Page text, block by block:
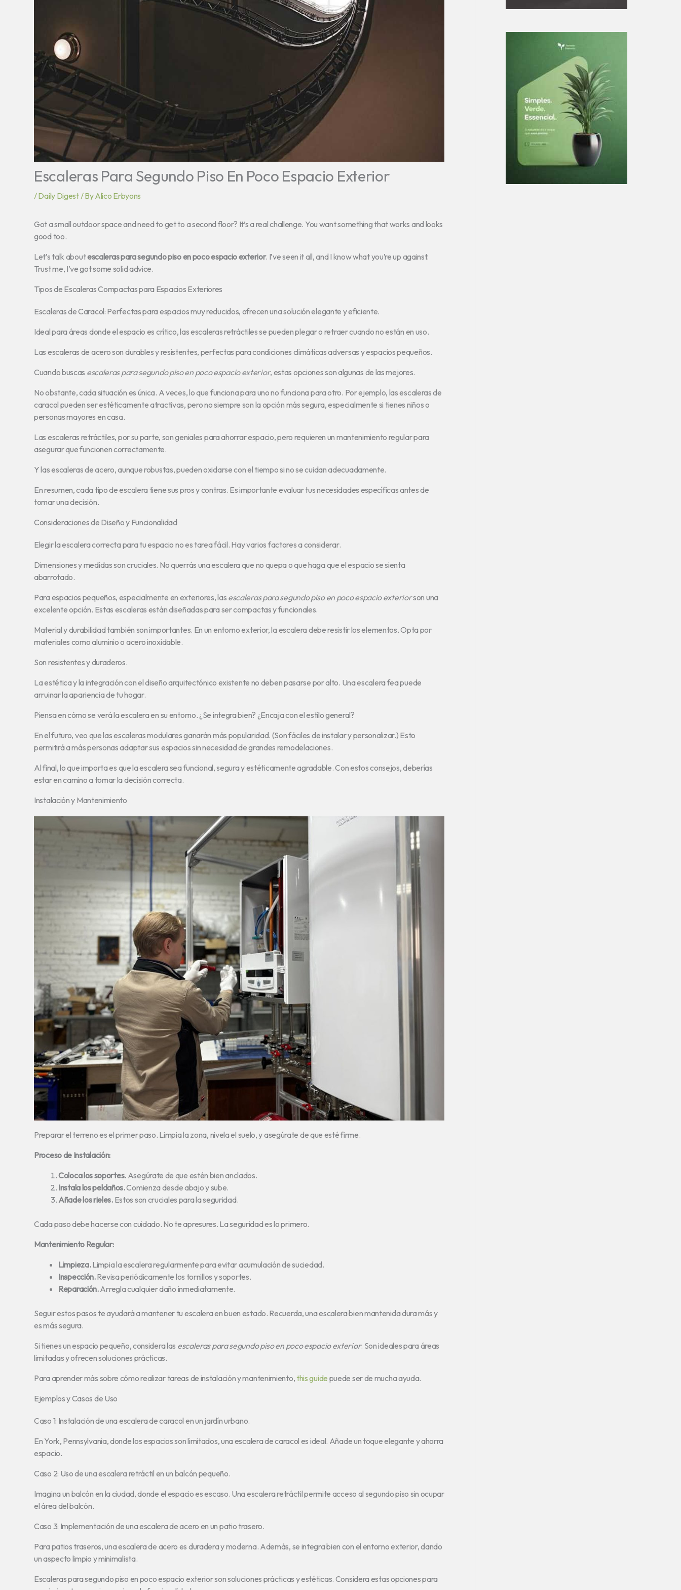
Escaleras Para Segundo Piso En Poco Espacio Exterior
/Daily Digest/ ByAlico Erbyons
Got a small outdoor space and need to get to a second floor? It’s a real challenge. You want something that works and looks
good too.
Let’s talk aboutescaleras para segundo piso en poco espacio exterior. I’ve seen it all, and I know what you’re up against.
Trust me, I’ve got some solid advice.
Tipos de Escaleras Compactas para Espacios Exteriores
Escaleras de Caracol: Perfectas para espacios muy reducidos, ofrecen una solución elegante y eficiente.
Ideal para áreas donde el espacio es crítico, las escaleras retráctiles se pueden plegar o retraer cuando no están en uso.
Las escaleras de acero son durables y resistentes, perfectas para condiciones climáticas adversas y espacios pequeños.
Cuando buscas escaleras para segundo piso en poco espacio exterior, estas opciones son algunas de las mejores.
No obstante, cada situación es única. A veces, lo que funciona para uno no funciona para otro. Por ejemplo, las escaleras de
caracol pueden ser estéticamente atractivas, pero no siempre son la opción más segura, especialmente si tienes niños o
personas mayores en casa.
Las escaleras retráctiles, por su parte, son geniales para ahorrar espacio, pero requieren un mantenimiento regular para
asegurar que funcionen correctamente.
Y las escaleras de acero, aunque robustas, pueden oxidarse con el tiempo si no se cuidan adecuadamente.
En resumen, cada tipo de escalera tiene sus pros y contras. Es importante evaluar tus necesidades específicas antes de
tomar una decisión.
Consideraciones de Diseño y Funcionalidad
Elegir la escalera correcta para tu espacio no es tarea fácil. Hay varios factores a considerar.
Dimensiones y medidas son cruciales. No querrás una escalera que no quepa o que haga que el espacio se sienta
abarrotado.
Para espacios pequeños, especialmente en exteriores, las escaleras para segundo piso en poco espacio exteriorson una
excelente opción. Estas escaleras están diseñadas para ser compactas y funcionales.
Material y durabilidad también son importantes. En un entorno exterior, la escalera debe resistir los elementos. Opta por
materiales como aluminio o acero inoxidable.
Son resistentes y duraderos.
La estética y la integración con el diseño arquitectónico existente no deben pasarse por alto. Una escalera fea puede
arruinar la apariencia de tu hogar.
Piensa en cómo se verá la escalera en su entorno. ¿Se integra bien? ¿Encaja con el estilo general?
En el futuro, veo que las escaleras modulares ganarán más popularidad. (Son fáciles de instalar y personalizar.) Esto
permitirá a más personas adaptar sus espacios sin necesidad de grandes remodelaciones.
Al final, lo que importa es que la escalera sea funcional, segura y estéticamente agradable. Con estos consejos, deberías
estar en camino a tomar la decisión correcta.
Instalación y Mantenimiento
Preparar el terreno es el primer paso. Limpia la zona, nivela el suelo, y asegúrate de que esté firme.
Proceso de Instalación:
Coloca los soportes. Asegúrate de que estén bien anclados.
Instala los peldaños.Comienza desde abajo y sube.
Añade los rieles.Estos son cruciales para la seguridad.
Cada paso debe hacerse con cuidado. No te apresures. La seguridad es lo primero.
Mantenimiento Regular:
Limpieza.Limpia la escalera regularmente para evitar acumulación de suciedad.
Inspección.Revisa periódicamente los tornillos y soportes.
Reparación.Arregla cualquier daño inmediatamente.
Seguir estos pasos te ayudará a mantener tu escalera en buen estado. Recuerda, una escalera bien mantenida dura más y
es más segura.
Si tienes un espacio pequeño, considera las escaleras para segundo piso en poco espacio exterior. Son ideales para áreas
limitadas y ofrecen soluciones prácticas.
Para aprender más sobre cómo realizar tareas de instalación y mantenimiento,this guide puede ser de mucha ayuda.
Ejemplos y Casos de Uso
Caso 1: Instalación de una escalera de caracol en un jardín urbano.
En York, Pennsylvania, donde los espacios son limitados, una escalera de caracol es ideal. Añade un toque elegante y ahorra
espacio.
Caso 2: Uso de una escalera retráctil en un balcón pequeño.
Imagina un balcón en la ciudad, donde el espacio es escaso. Una escalera retráctil permite acceso al segundo piso sin ocupar
el área del balcón.
Caso 3: Implementación de una escalera de acero en un patio trasero.
Para patios traseros, una escalera de acero es duradera y moderna. Además, se integra bien con el entorno exterior, dando
un aspecto limpio y minimalista.
Escaleras para segundo piso en poco espacio exterior son soluciones prácticas y estéticas. Considera estas opciones para